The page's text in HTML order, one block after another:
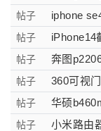
帖子 iphone
帖子 iPhone14
帖子 奔图
帖子 360可视
帖子 华硕
帖子 小米路由